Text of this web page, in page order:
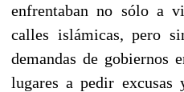
enfrentaban no sólo a
calles islámicas, pero
demandas de gobiernos
lugares a pedir